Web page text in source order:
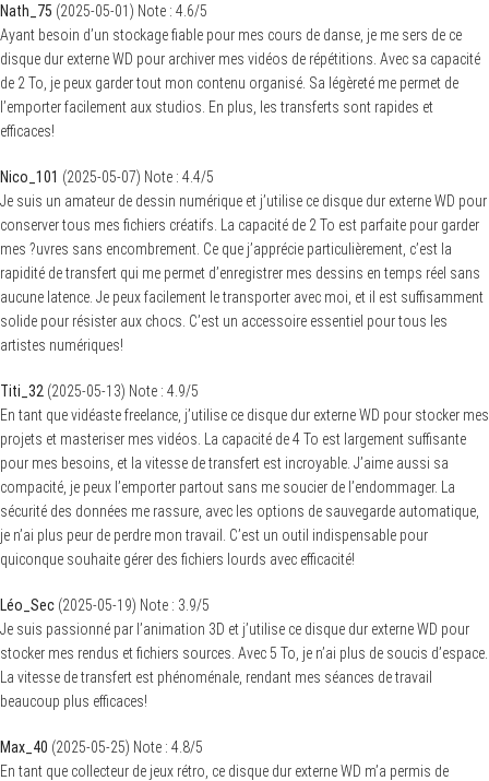
Nath_75 (2025-05-01) Note : 4.6/5
Ayant besoin d’un stockage fiable pour mes cours de danse, je me sers de ce
disque dur externe WD pour archiver mes vidéos de répétitions. Avec sa capacité
de 2 To, je peux garder tout mon contenu organisé. Sa légèreté me permet de
l’emporter facilement aux studios. En plus, les transferts sont rapides et
efficaces!
Nico_101 (2025-05-07) Note : 4.4/5
Je suis un amateur de dessin numérique et j’utilise ce disque dur externe WD pour
conserver tous mes fichiers créatifs. La capacité de 2 To est parfaite pour garder
mes ?uvres sans encombrement. Ce que j’apprécie particulièrement, c’est la
rapidité de transfert qui me permet d’enregistrer mes dessins en temps réel sans
aucune latence. Je peux facilement le transporter avec moi, et il est suffisamment
solide pour résister aux chocs. C’est un accessoire essentiel pour tous les
artistes numériques!
Titi_32 (2025-05-13) Note : 4.9/5
En tant que vidéaste freelance, j’utilise ce disque dur externe WD pour stocker mes
projets et masteriser mes vidéos. La capacité de 4 To est largement suffisante
pour mes besoins, et la vitesse de transfert est incroyable. J’aime aussi sa
compacité, je peux l’emporter partout sans me soucier de l’endommager. La
sécurité des données me rassure, avec les options de sauvegarde automatique,
je n’ai plus peur de perdre mon travail. C’est un outil indispensable pour
quiconque souhaite gérer des fichiers lourds avec efficacité!
Léo_Sec (2025-05-19) Note : 3.9/5
Je suis passionné par l’animation 3D et j’utilise ce disque dur externe WD pour
stocker mes rendus et fichiers sources. Avec 5 To, je n’ai plus de soucis d’espace.
La vitesse de transfert est phénoménale, rendant mes séances de travail
beaucoup plus efficaces!
Max_40 (2025-05-25) Note : 4.8/5
En tant que collecteur de jeux rétro, ce disque dur externe WD m’a permis de